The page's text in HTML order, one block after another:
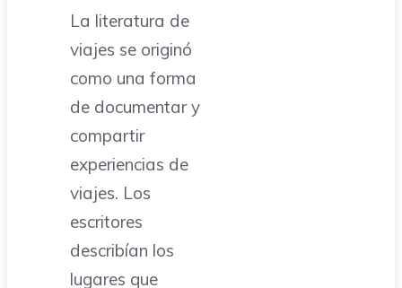
La literatura de
viajes se originó
como una forma
de documentar y
compartir
experiencias de
viajes. Los
escritores
describían los
lugares que